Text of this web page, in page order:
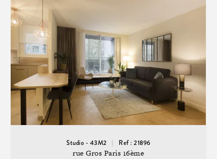
Studio - 43M2 Ref : 21896
rue Gros Paris 16ème